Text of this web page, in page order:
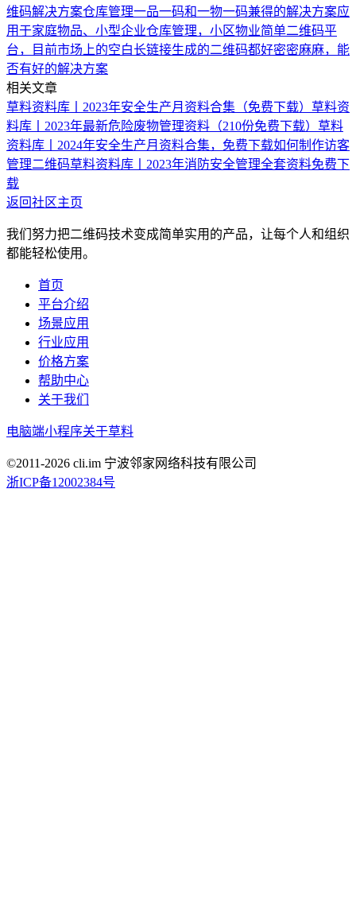
维码解决方案仓库管理一品一码和一物一码兼得的解决方案应
用于家庭物品、小型企业仓库管理，小区物业简单二维码平
台，目前市场上的空白长链接生成的二维码都好密密麻麻，能
否有好的解决方案
相关文章
草料资料库丨2023年安全生产月资料合集（免费下载） 草料资
料库丨2023年最新危险废物管理资料（210份免费下载） 草料
资料库丨2024年安全生产月资料合集，免费下载如何制作访客
管理二维码草料资料库丨2023年消防安全管理全套资料免费下
载
返回社区主页
我们努力把二维码技术变成简单实用的产品，让每个人和组织
都能轻松使用。
首页
平台介绍
场景应用
行业应用
价格方案
帮助中心
关于我们
电脑端小程序关于草料
©2011-2026 cli.im 宁波邻家网络科技有限公司
浙ICP备12002384号